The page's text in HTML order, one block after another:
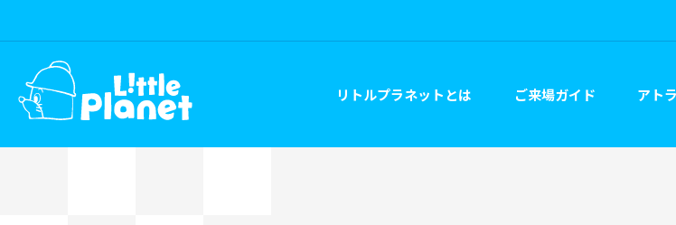
リトルプラネットとは ご来場ガイド アト